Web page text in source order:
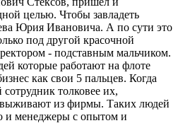
целью. Чтобы завладеть
Юрия Ивановича. А по сути это
под другой красочной
- подставным мальчиком.
которые работают на флоте
как свои 5 пальцев. Когда
толковее их,
выживают из фирмы. Таких людей
и менеджеры с опытом и